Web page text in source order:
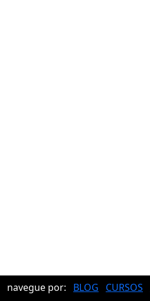
navegue por: BLOG CURSOS